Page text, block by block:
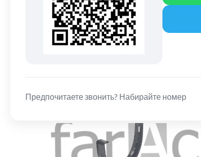
Предпочитаете звонить? Набирайте номер